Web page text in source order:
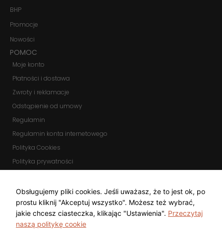
BHP
Promocje
Nowości
POMOC
Moje konto
Płatności i dostawa
Zwroty i reklamacje
Odstąpienie od umowy
Regulamin
Regulamin konta internetowego
Polityka Cookies
Polityka prywatności
KOMUNIKATORY
Obsługujemy pliki cookies. Jeśli uważasz, że to jest ok, po
prostu kliknij "Akceptuj wszystko". Możesz też wybrać,
jakie chcesz ciasteczka, klikając "Ustawienia". Przeczytaj
naszą politykę cookie